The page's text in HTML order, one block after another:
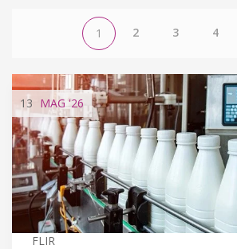
1 2 3 4
13 MAG '26
FLIR